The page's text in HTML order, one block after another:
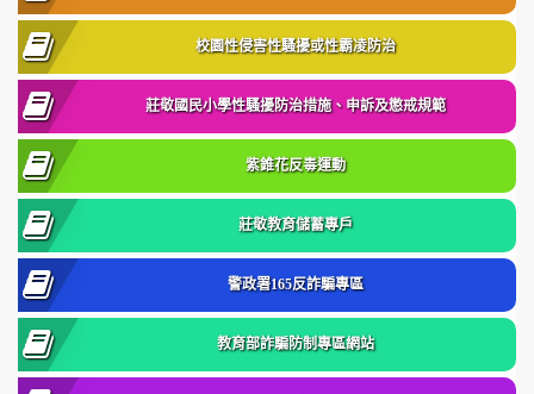
校園性侵害性騷擾或性霸凌防治
莊敬國民小學性騷擾防治措施、申訴及懲戒規範
紫錐花反毒運動
莊敬教育儲蓄專戶
警政署165反詐騙專區
教育部詐騙防制專區網站